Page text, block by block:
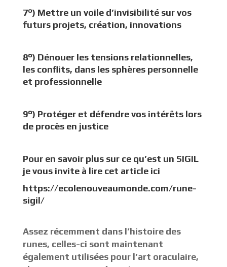
7°) Mettre un voile d’invisibilité sur vos
futurs projets, création, innovations
8°) Dénouer les tensions relationnelles,
les conflits, dans les sphères personnelle
et professionnelle
9°) Protéger et défendre vos intérêts lors
de procès en justice
Pour en savoir plus sur ce qu’est un SIGIL
je vous invite à lire cet article ici
https://ecolenouveaumonde.com/rune-
sigil/
Assez récemment dans l’histoire des
runes, celles-ci sont maintenant
également utilisées pour l’art oraculaire,